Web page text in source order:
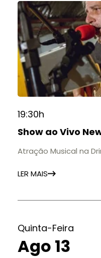
19:30h
Show ao Vivo
Atração Musical na
LER MAIS
Quinta-Feira
Ago 13